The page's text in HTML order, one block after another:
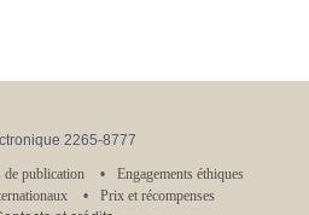
2265-8777
de publication
Engagements éthiques
Prix et récompenses